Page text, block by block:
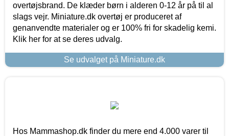
overtøjsbrand. De klæder børn i alderen 0-12 år på til al
slags vejr. Miniature.dk overtøj er produceret af
genanvendte materialer og er 100% fri for skadelig kemi.
Klik her for at se deres udvalg.
Se udvalget på Miniature.dk
Hos Mammashop.dk finder du mere end 4.000 varer til